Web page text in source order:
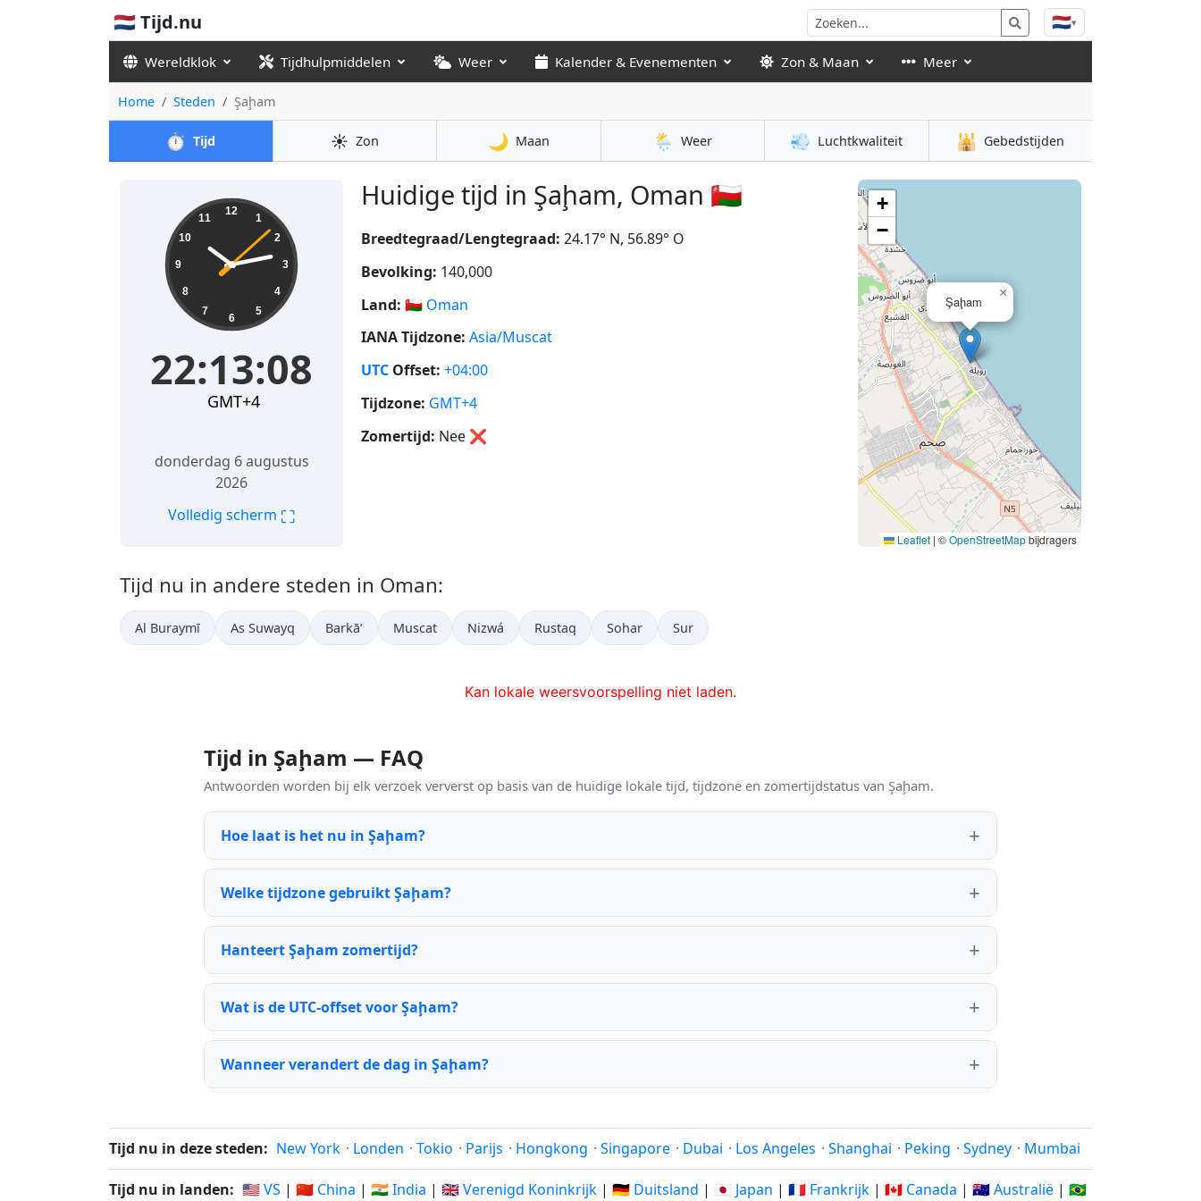
🇳🇱 Tijd.nu 🇳🇱▾
Wereldklok Tijdhulpmiddelen Weer Kalender & Evenementen Zon & Maan Meer
Home Steden Şaḩam
⏱️ Tijd ☀️ Zon 🌙 Maan 🌦️ Weer 💨 Luchtkwaliteit 🕌 Gebedstijden
Huidige tijd in Şaḩam, Oman 🇴🇲
22:13:08 12
1
2
3
4
5
6
7
8
9
10
11
22:13:08
GMT+4
donderdag 6 augustus
2026
Volledig scherm ⛶
Breedtegraad/Lengtegraad: 24.17° N, 56.89° O
Bevolking: 140,000
Land: 🇴🇲 Oman
IANA Tijdzone: Asia/Muscat
UTC Offset: +04:00
Tijdzone: GMT+4
Zomertijd: Nee ❌
Şaḩam
×
+
−
Leaflet | ©OpenStreetMapbijdragers
Tijd nu in andere steden in Oman:
Al Buraymī As Suwayq Barkā’ Muscat Nizwá Rustaq Sohar Sur
Kan lokale weersvoorspelling niet laden.
Tijd in Şaḩam — FAQ
Antwoorden worden bij elk verzoek ververst op basis van de huidige lokale tijd, tijdzone en zomertijdstatus van Şaḩam.
Hoe laat is het nu in Şaḩam?
Welke tijdzone gebruikt Şaḩam?
Hanteert Şaḩam zomertijd?
Wat is de UTC-offset voor Şaḩam?
Wanneer verandert de dag in Şaḩam?
Tijd nu in deze steden: New York · Londen · Tokio · Parijs · Hongkong · Singapore · Dubai · Los Angeles · Shanghai · Peking · Sydney · Mumbai
Tijd nu in landen: 🇺🇸 VS | 🇨🇳 China | 🇮🇳 India | 🇬🇧 Verenigd Koninkrijk | 🇩🇪 Duitsland | 🇯🇵 Japan | 🇫🇷 Frankrijk | 🇨🇦 Canada | 🇦🇺 Australië | 🇧🇷